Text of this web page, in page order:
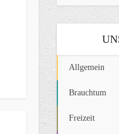
Allgemein
Brauchtum
Freizeit